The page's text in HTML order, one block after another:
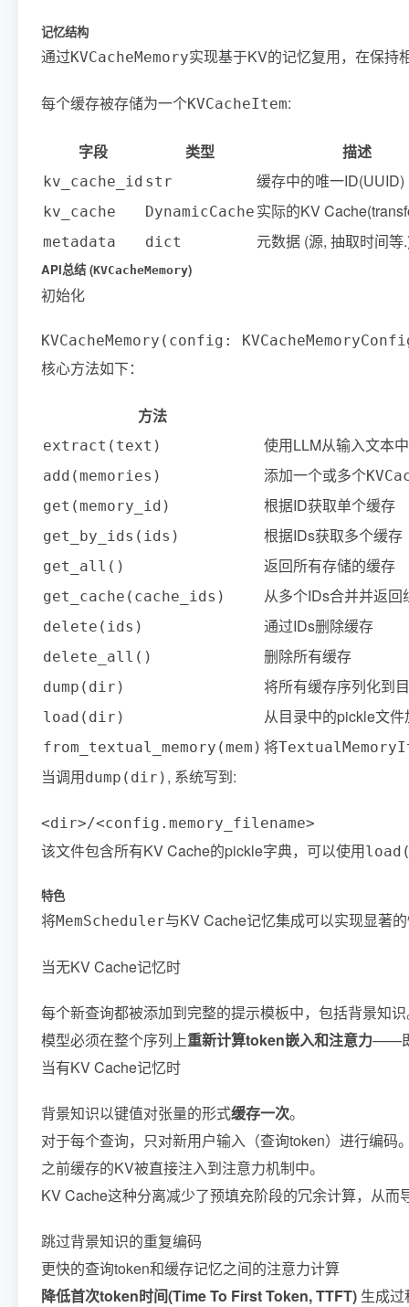
记忆结构
通过KVCacheMemory实现基于KV的记忆复用，在保持
每个缓存被存储为一个KVCacheItem:
字段 类型 描述
kv_cache_id str 缓存中的唯一ID(UUID)
kv_cache DynamicCache 实际的KV
metadata dict 元数据 (源, 抽取时间等
API总结 (KVCacheMemory)
初始化
核心方法如下：
方法
extract(text) 使用LLM从输入文本
add(memories) 添加一个或多个
get(memory_id)
根据ID获取单个缓存
get_by_ids(ids) 根据IDs获取多个缓存
get_all() 返回所有存储的缓存
get_cache(cache_ids) 从多个IDs合并并返回
delete(ids) 通过IDs删除缓存
delete_all() 删除所有缓存
dump(dir) 将所有缓存序列化到
load(dir) 从目录中的pickle文
from_textual_memory(mem) 将
当调用dump(dir) , 系统写到:
该文件包含所有KV Cache的pickle字典，可以使用
特色
将MemScheduler与KV Cache记忆集成可以实现显著
当无KV Cache记忆时
每个新查询都被添加到完整的提示模板中，包括背景知
模型必须在整个序列上重新计算token嵌入和注意力——
当有KV Cache记忆时
背景知识以键值对张量的形式缓存一次。
对于每个查询，只对新用户输入（查询token）进行编码
之前缓存的KV被直接注入到注意力机制中。
KV Cache这种分离减少了预填充阶段的冗余计算，从而
跳过背景知识的重复编码
更快的查询token和缓存记忆之间的注意力计算
降低首次token时间(Time To First Token, TTFT) 生成